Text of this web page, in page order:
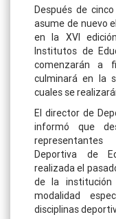
Después de
asume de nuevo
en la XVI
Institutos de
comenzarán a
culminará en la
cuales se
El director de
informó que
Deportiva de
realizada el
de la
modalidad
disciplinas